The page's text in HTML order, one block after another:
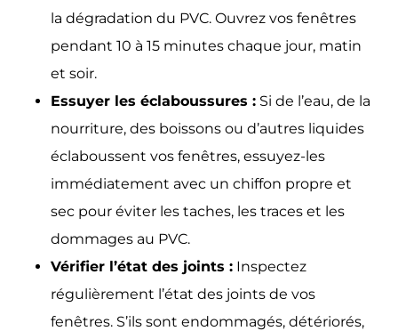
la dégradation du PVC. Ouvrez vos fenêtres
pendant 10 à 15 minutes chaque jour, matin
et soir.
Essuyer les éclaboussures :Si de l’eau, de la
nourriture, des boissons ou d’autres liquides
éclaboussent vos fenêtres, essuyez-les
immédiatement avec un chiffon propre et
sec pour éviter les taches, les traces et les
dommages au PVC.
Vérifier l’état des joints :Inspectez
régulièrement l’état des joints de vos
fenêtres. S’ils sont endommagés, détériorés,